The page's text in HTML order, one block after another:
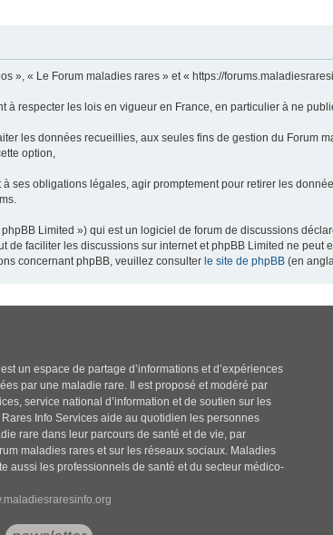
», « Le Forum maladies rares » et « https://
à respecter les lois en vigueur en France, en particulier à ne
les données recueillies, aux seules fins de gestion du Forum
option,
ses obligations légales, agir promptement pour retirer les
Limited ») qui est un logiciel de forum de discussions
de faciliter les discussions sur internet et phpBB Limited ne peut
concernant phpBB, veuillez consulter le site de phpBB (en
un espace de partage d’informations et d’expériences
par une maladie rare. Il est proposé et modéré par
service national d’information et de soutien sur les
Info Services aide au quotidien les personnes
rare dans leur parcours de santé et de vie, par
maladies rares et sur les réseaux sociaux. Maladies
aussi les professionnels de santé et du secteur médico-